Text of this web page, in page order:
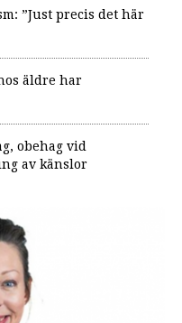
”Just precis det här
äldre har
obehag vid
av känslor